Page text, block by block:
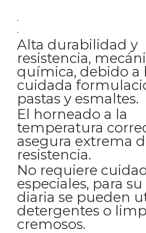
.
.
Alta durabilidad y
resistencia,
química, debido a
cuidada
pastas y esmaltes.
El horneado a la
temperatura
asegura extrema
resistencia.
No requiere
especiales, para
diaria se pueden
detergentes o
cremosos.